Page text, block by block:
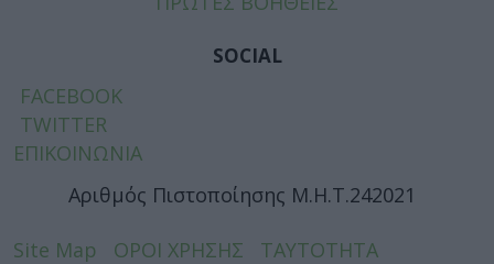
SOCIAL
FACEBOOK
TWITTER
ΕΠΙΚΟΙΝΩΝΙΑ
Αριθμός Πιστοποίησης Μ.Η.Τ.242021
Site Map ΟΡΟΙ ΧΡΗΣΗΣ
ΤΑΥΤΟΤΗΤΑ